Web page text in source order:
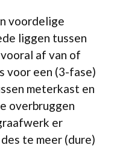
voordelige
liggen tussen
af van of
voor een (3-fase)
meterkast en
overbruggen
er
te meer (dure)